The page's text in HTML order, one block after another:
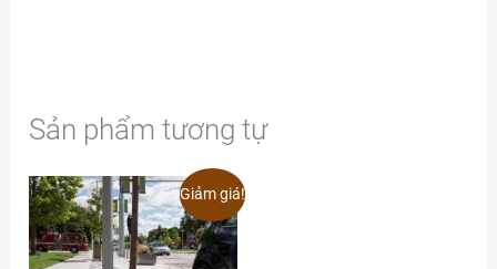
Sản phẩm tương tự
Giảm giá!